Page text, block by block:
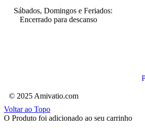
Sábados, Domingos e Feriados:
Encerrado para descanso
© 2025 Amivatio.com
Voltar ao Topo
O Produto foi adicionado ao seu carrinho